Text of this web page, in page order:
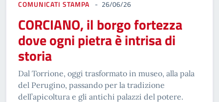
COMUNICATI STAMPA 26/06/26
CORCIANO, il borgo fortezza
dove ogni pietra è intrisa di
storia
Dal Torrione, oggi trasformato in museo, alla pala
del Perugino, passando per la tradizione
dell’apicoltura e gli antichi palazzi del potere.